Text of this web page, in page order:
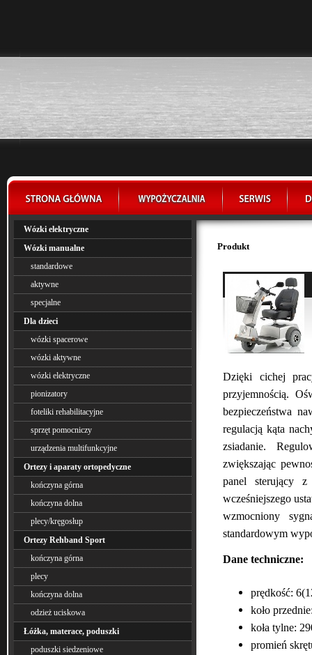
Wózki elektryczne
Wózki manualne
standardowe
aktywne
specjalne
Dla dzieci
wózki spacerowe
wózki aktywne
wózki elektryczne
pionizatory
foteliki rehabilitacyjne
sprzęt pomocniczy
urządzenia multifunkcyjne
Ortezy i aparaty ortopedyczne
kończyna górna
kończyna dolna
plecy/kręgosłup
Ortezy Rehband Sport
kończyna górna
plecy
kończyna dolna
odzież uciskowa
Łóżka, materace, poduszki
poduszki siedzeniowe
Produkt
Dzięki cichej
przyjemnością.
bezpieczeństwa
regulacją kąta
zsiadanie.
zwiększając
panel sterujący
wcześniejszego
wzmocniony
standardowym
Dane techniczne:
prędkość:
koło
koła tylne:
promień